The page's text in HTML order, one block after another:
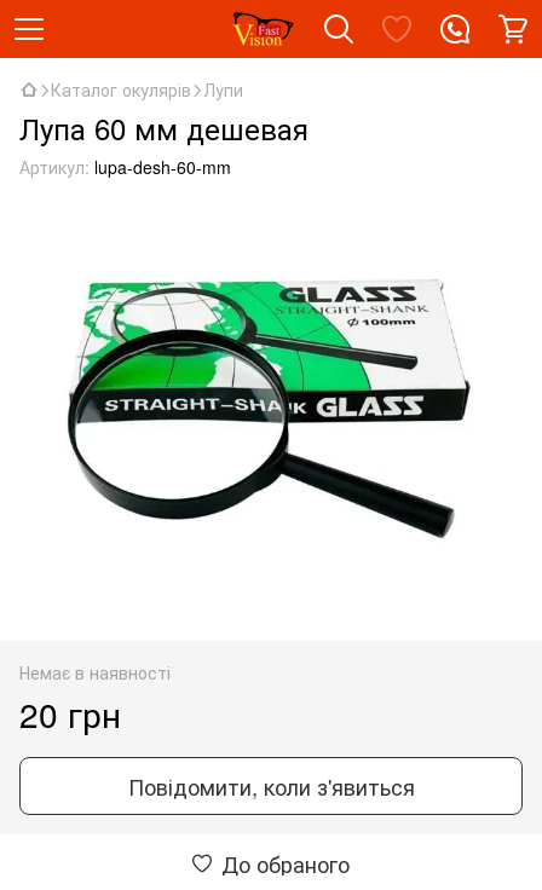
Каталог окулярів Лупи
Лупа 60 мм дешевая
Артикул: lupa-desh-60-mm
Немає в наявності
20 грн
Повідомити, коли з'явиться
До обраного